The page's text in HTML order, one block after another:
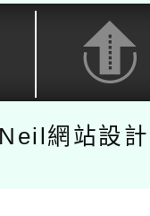
網站設